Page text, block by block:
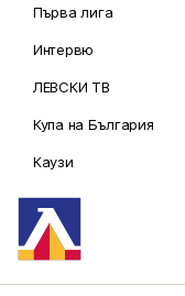
Първа лига
Интервю
ЛЕВСКИ ТВ
Купа на България
Каузи